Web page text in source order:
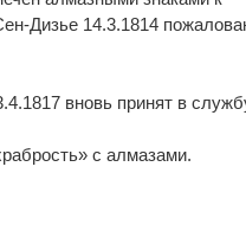
Дизье 14.3.1814
вновь принят в
с алмазами.